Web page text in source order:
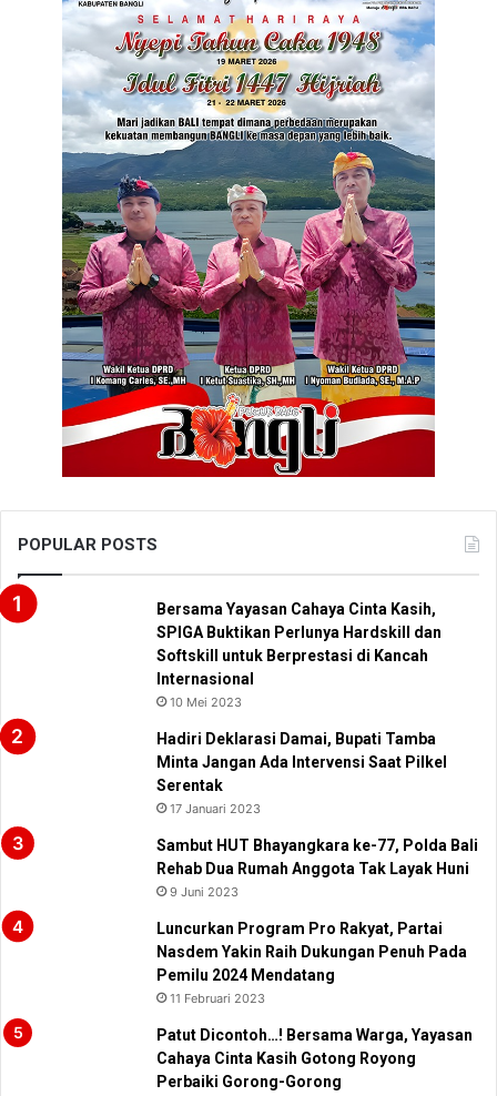
POPULAR POSTS
Bersama Yayasan Cahaya Cinta Kasih,
SPIGA Buktikan Perlunya Hardskill dan
Softskill untuk Berprestasi di Kancah
Internasional
10 Mei 2023
Hadiri Deklarasi Damai, Bupati Tamba
Minta Jangan Ada Intervensi Saat Pilkel
Serentak
17 Januari 2023
Sambut HUT Bhayangkara ke-77, Polda Bali
Rehab Dua Rumah Anggota Tak Layak Huni
9 Juni 2023
Luncurkan Program Pro Rakyat, Partai
Nasdem Yakin Raih Dukungan Penuh Pada
Pemilu 2024 Mendatang
11 Februari 2023
Patut Dicontoh…! Bersama Warga, Yayasan
Cahaya Cinta Kasih Gotong Royong
Perbaiki Gorong-Gorong